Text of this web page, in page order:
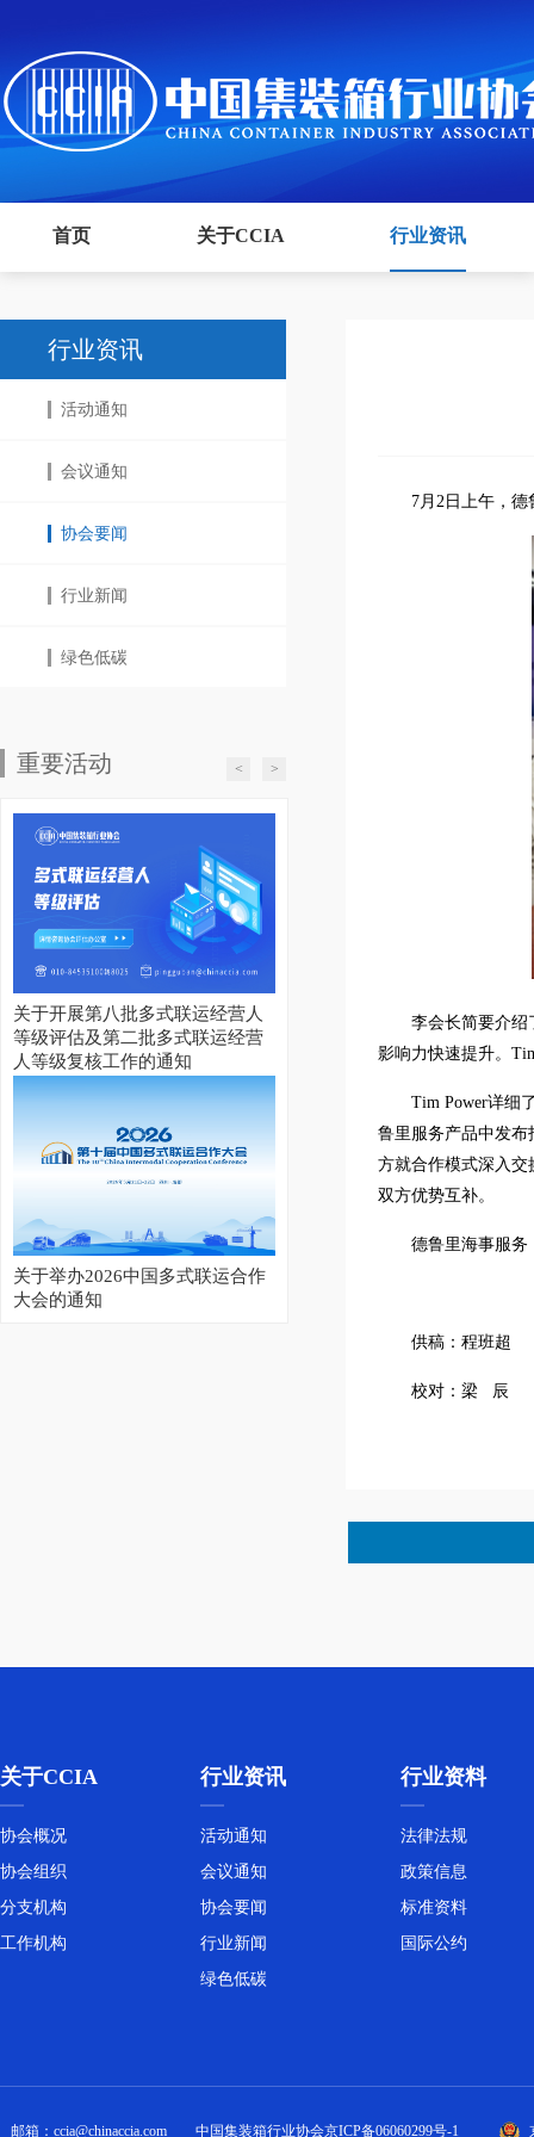
首页 关于CCIA 行业资讯
行业资讯
活动通知
会议通知
协会要闻
行业新闻
绿色低碳
重要活动 < >
关于开展第八批多式联运经营人
等级评估及第二批多式联运经营
人等级复核工作的通知
关于举办2026中国多式联运合作
大会的通知
关于开展2026年科技成果评估工
作的通知
第八届第一次会员大会 暨第八届
7月2日上午，
李会长简要介绍
影响力快速提升。
Tim Power详细
鲁里服务产品中发
方就合作模式深入
双方优势互补。
德鲁里海事服务
供稿：程班超
校对：梁 辰
关于CCIA
协会概况
协会组织
分支机构
工作机构
行业资讯
活动通知
会议通知
协会要闻
行业新闻
绿色低碳
行业资料
法律法规
政策信息
标准资料
国际公约
邮箱：ccia@chinaccia.com 中国集装箱行业协会京ICP备06060299号-1